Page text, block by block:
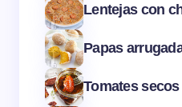
Lentejas con
Papas
Tomates